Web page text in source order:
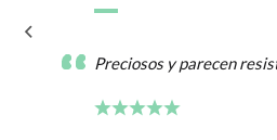
Preciosos y parecen